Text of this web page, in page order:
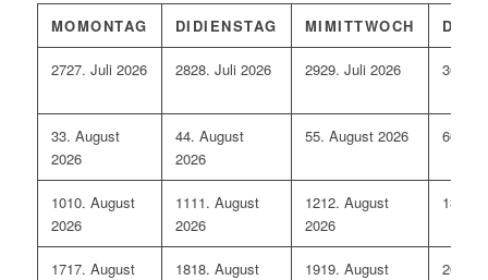
MOMONTAG DI DIENSTAG MIMITTWOCH DO
2727. Juli 2026 2828. Juli 2026 2929. Juli 2026 30
33. August
2026
44. August
2026
55. August 2026 66.
1010. August
2026
1111. August
2026
1212. August
2026
13
1717. August 1818. August 1919. August 20